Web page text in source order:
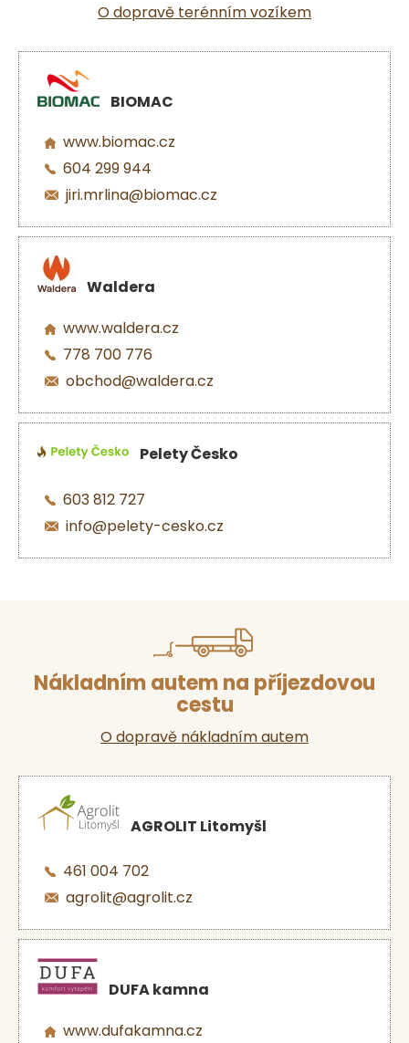
O dopravě terénním vozíkem
BIOMAC
www.biomac.cz
604 299 944
jiri.mrlina@biomac.cz
Waldera
www.waldera.cz
778 700 776
obchod@waldera.cz
Pelety Česko
603 812 727
info@pelety-cesko.cz
Nákladním autem na příjezdovou
cestu
O dopravě nákladním autem
AGROLIT Litomyšl
461 004 702
agrolit@agrolit.cz
DUFA kamna
www.dufakamna.cz